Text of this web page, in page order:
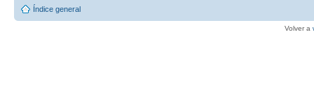
Índice general
Volver a